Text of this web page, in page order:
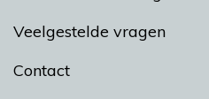
Veelgestelde vragen
Contact